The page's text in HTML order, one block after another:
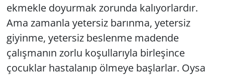
ekmekle doyurmak zorunda kalıyorlardır.
Ama zamanla yetersiz barınma, yetersiz
giyinme, yetersiz beslenme madende
çalışmanın zorlu koşullarıyla birleşince
çocuklar hastalanıp ölmeye başlarlar. Oysa